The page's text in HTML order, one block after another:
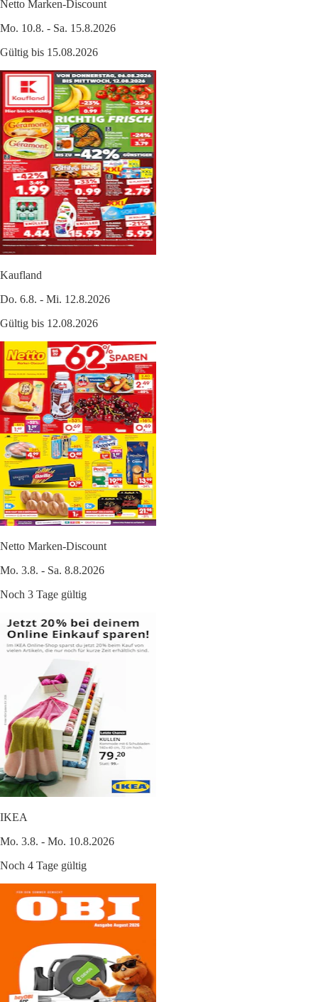
Netto Marken-Discount
Mo. 10.8. - Sa. 15.8.2026
Gültig bis 15.08.2026
Kaufland
Do. 6.8. - Mi. 12.8.2026
Gültig bis 12.08.2026
Netto Marken-Discount
Mo. 3.8. - Sa. 8.8.2026
Noch 3 Tage gültig
IKEA
Mo. 3.8. - Mo. 10.8.2026
Noch 4 Tage gültig